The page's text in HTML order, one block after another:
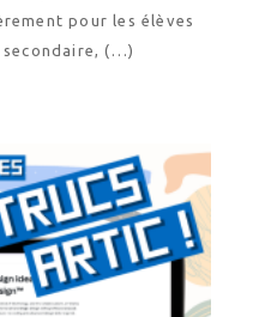
pour les élèves
secondaire, (…)